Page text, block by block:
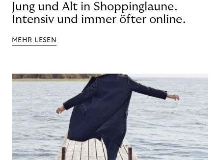
Jung und Alt in Shoppinglaune.
Intensiv und immer öfter online.
MEHR LESEN